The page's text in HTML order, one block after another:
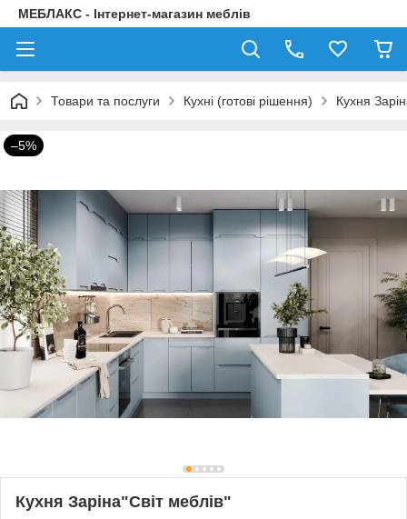
МЕБЛАКС - Інтернет-магазин меблів
Товари та послуги Кухні (готові рішення) Кухня
–5%
Кухня Заріна"Світ меблів"